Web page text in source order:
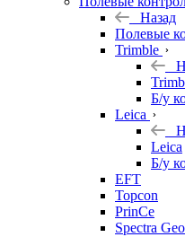
Назад
Полевые
Trimble
Б/у
Leica
Leica
Б/у
EFT
Topcon
PrinCe
Spectra